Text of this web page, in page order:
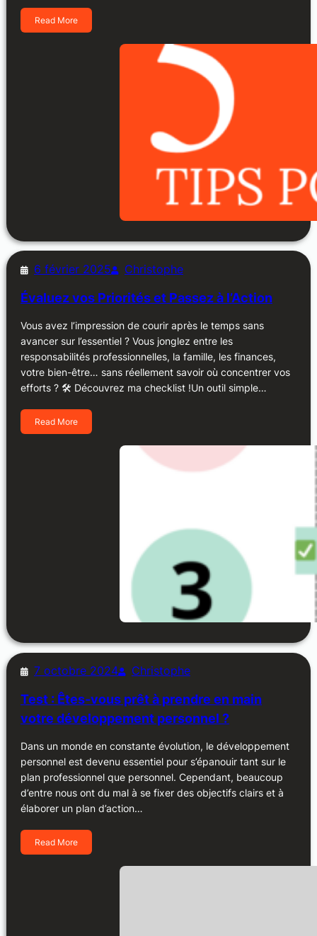
Read More
6 février 2025 Christophe
Évaluez vos Priorités et Passez à l’Action
Vous avez l’impression de courir après le temps sans
avancer sur l’essentiel ? Vous jonglez entre les
responsabilités professionnelles, la famille, les finances,
votre bien-être… sans réellement savoir où concentrer vos
efforts ? 🛠️ Découvrez ma checklist !Un outil simple…
Read More
7 octobre 2024 Christophe
Test : Êtes-vous prêt à prendre en main
votre développement personnel ?
Dans un monde en constante évolution, le développement
personnel est devenu essentiel pour s’épanouir tant sur le
plan professionnel que personnel. Cependant, beaucoup
d’entre nous ont du mal à se fixer des objectifs clairs et à
élaborer un plan d’action…
Read More